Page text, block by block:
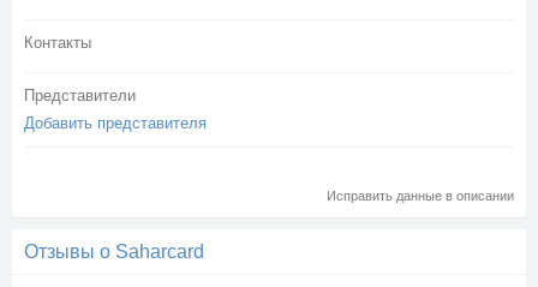
Контакты
Представители
Добавить представителя
Исправить данные в описании
Отзывы о Saharcard